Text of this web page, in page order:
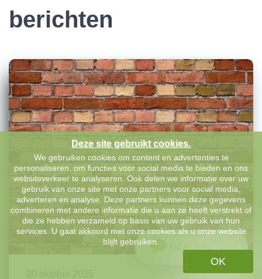
berichten
Chat met ons
Deze site gebruikt cookies.
We gebruiken cookies om content en advertenties te
personaliseren, om functies voor social media te bieden en ons
websiteverkeer te analyseren. Ook delen we informatie over uw
gebruik van onze site met onze partners voor social media,
adverteren en analyse. Deze partners kunnen deze gegevens
combineren met andere informatie die u aan ze heeft verstrekt of
die ze hebben verzameld op basis van uw gebruik van hun
services. U gaat akkoord met onze cookies als u onze website
blijft gebruiken.
OK